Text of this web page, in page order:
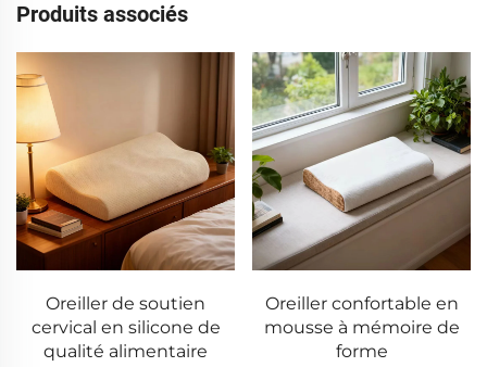
Produits associés
Oreiller confortable en
mousse à mémoire de
forme
Oreiller en mousse à
mémoire de forme
régulateur de